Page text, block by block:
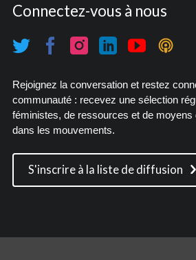
Connectez-vous à nous
Rejoignez la conversation et restez
communauté : recevez une sélection
féministes, de ressources et de moyens
dans les mouvements.
S'inscrire à la liste de diffusion